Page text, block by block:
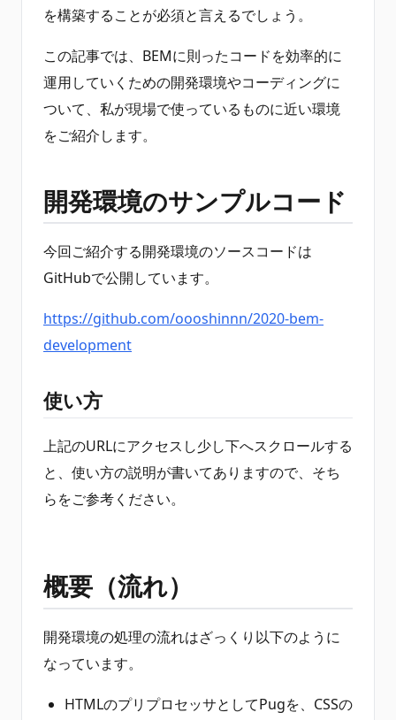
を構築することが必須と言えるでしょう。
この記事では、BEMに則ったコードを効率的に
運用していくための開発環境やコーディングに
ついて、私が現場で使っているものに近い環境
をご紹介します。
開発環境のサンプルコード
今回ご紹介する開発環境のソースコードは
GitHubで公開しています。
https://github.com/oooshinnn/2020-bem-
development
使い方
上記のURLにアクセスし少し下へスクロールする
と、使い方の説明が書いてありますので、そち
らをご参考ください。
概要（流れ）
開発環境の処理の流れはざっくり以下のように
なっています。
HTMLのプリプロセッサとしてPugを、CSSの